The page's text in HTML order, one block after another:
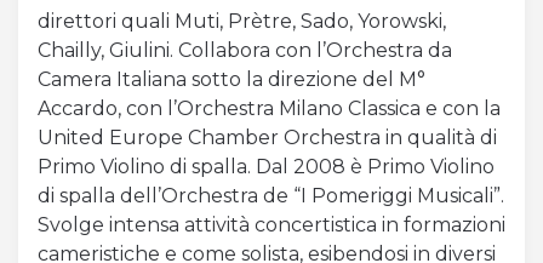
direttori quali Muti, Prètre, Sado, Yorowski,
Chailly, Giulini. Collabora con l’Orchestra da
Camera Italiana sotto la direzione del M°
Accardo, con l’Orchestra Milano Classica e con la
United Europe Chamber Orchestra in qualità di
Primo Violino di spalla. Dal 2008 è Primo Violino
di spalla dell’Orchestra de “I Pomeriggi Musicali”.
Svolge intensa attività concertistica in formazioni
cameristiche e come solista, esibendosi in diversi